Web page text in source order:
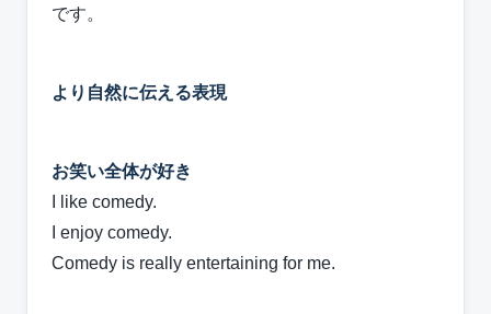
です。
より自然に伝える表現
お笑い全体が好き
I like comedy.
I enjoy comedy.
Comedy is really entertaining for me.